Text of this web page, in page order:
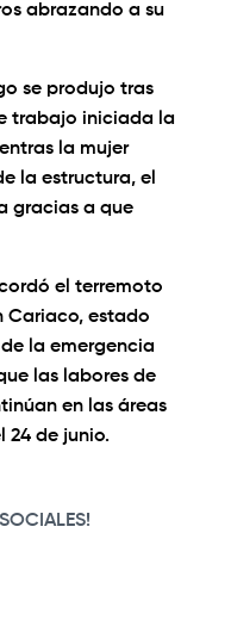
abrazando a su
se produjo tras
trabajo iniciada la
la mujer
la estructura, el
gracias a que
el terremoto
Cariaco, estado
la emergencia
las labores de
en las áreas
24 de junio.